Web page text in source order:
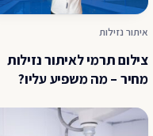
איתור נזילות
צילום תרמי לאיתור נזילות
מחיר – מה משפיע עליו?